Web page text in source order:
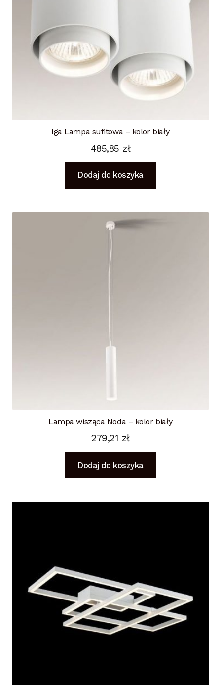
Iga Lampa sufitowa – kolor biały
485,85 zł
Dodaj do koszyka
Lampa wisząca Noda – kolor biały
279,21 zł
Dodaj do koszyka